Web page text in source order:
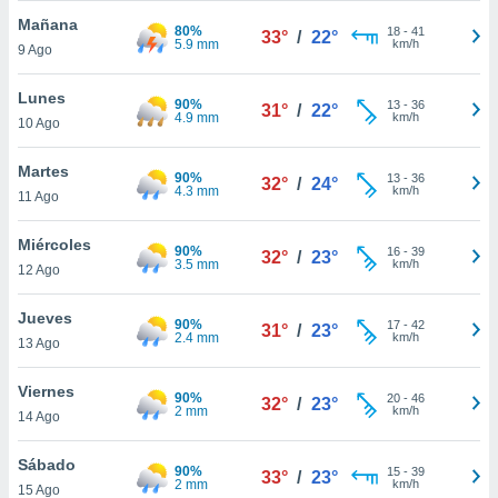
en
más
y
de
aceptar
Mañana
9 Ago
80%
5.9 mm
33° / 22° 18- 41
km/h
Lunes
10 Ago
90%
4.9 mm
31° / 22° 13- 36
km/h
Martes
11 Ago
90%
4.3 mm
32° / 24° 13- 36
km/h
Miércoles
12 Ago
90%
3.5 mm
32° / 23° 16- 39
km/h
Jueves
13 Ago
90%
2.4 mm
31° / 23° 17- 42
km/h
Viernes
14 Ago
90%
2 mm
32° / 23° 20- 46
km/h
Sábado
15 Ago
90%
2 mm
33° / 23° 15- 39
km/h